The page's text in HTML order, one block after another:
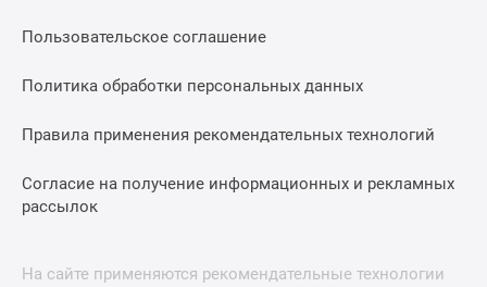
Пользовательское соглашение
Политика обработки персональных данных
Правила применения рекомендательных технологий
Согласие на получение информационных и рекламных
рассылок
На сайте применяются рекомендательные технологии